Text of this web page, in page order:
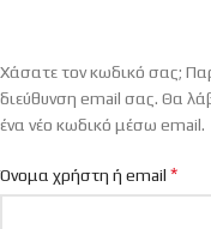
Χάσατε τον κωδικό σας;
διεύθυνση email σας. Θα
ένα νέο κωδικό μέσω email.
Όνομα χρήστη ή email *